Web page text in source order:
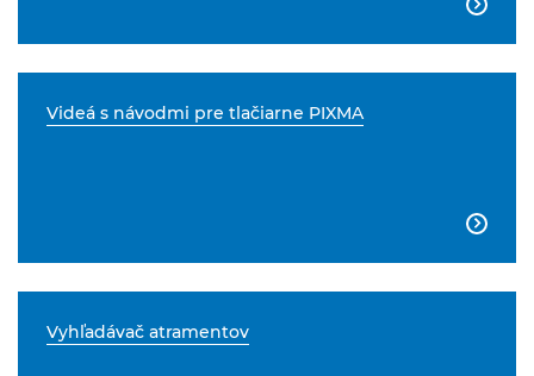

Videá s návodmi pre tlačiarne PIXMA

Vyhľadávač atramentov